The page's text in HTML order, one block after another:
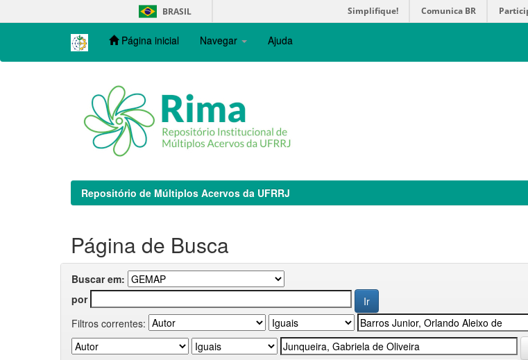
navigation
BRASIL Simplifique! Comunica BR
Página inicial Navegar Ajuda
Repositório de Múltiplos Acervos da UFRRJ
Página de Busca
Buscar em:
por
Filtros correntes: